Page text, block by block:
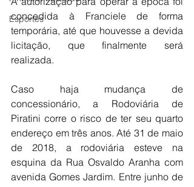
Esportes
concedida à Franciele de forma
temporária, até que houvesse a devida
licitação, que finalmente será
realizada.
Caso haja mudança de
concessionário, a Rodoviária de
Piratini corre o risco de ter seu quarto
endereço em três anos. Até 31 de maio
de 2018, a rodoviária esteve na
esquina da Rua Osvaldo Aranha com
avenida Gomes Jardim. Entre junho de